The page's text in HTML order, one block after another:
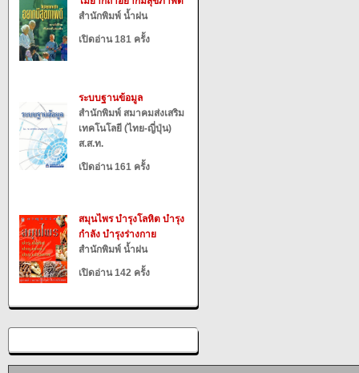
สำนักพิมพ์ น้ำฝน
เปิดอ่าน 181 ครั้ง
ระบบฐานข้อมูล
สำนักพิมพ์ สมาคมส่งเสริม
เทคโนโลยี (ไทย-ญี่ปุ่น)
ส.ส.ท.
เปิดอ่าน 161 ครั้ง
สมุนไพร บำรุงโลหิต บำรุง
กำลัง บำรุงร่างกาย
สำนักพิมพ์ น้ำฝน
เปิดอ่าน 142 ครั้ง